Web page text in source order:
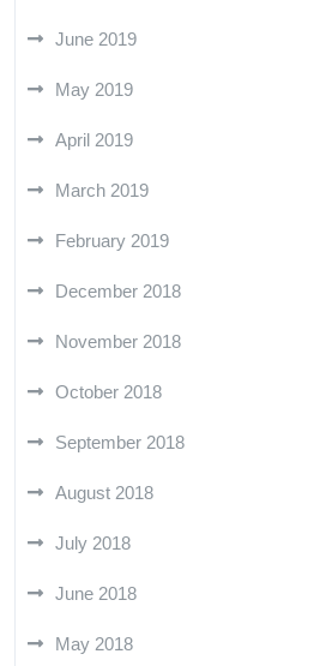
June 2019
May 2019
April 2019
March 2019
February 2019
December 2018
November 2018
October 2018
September 2018
August 2018
July 2018
June 2018
May 2018